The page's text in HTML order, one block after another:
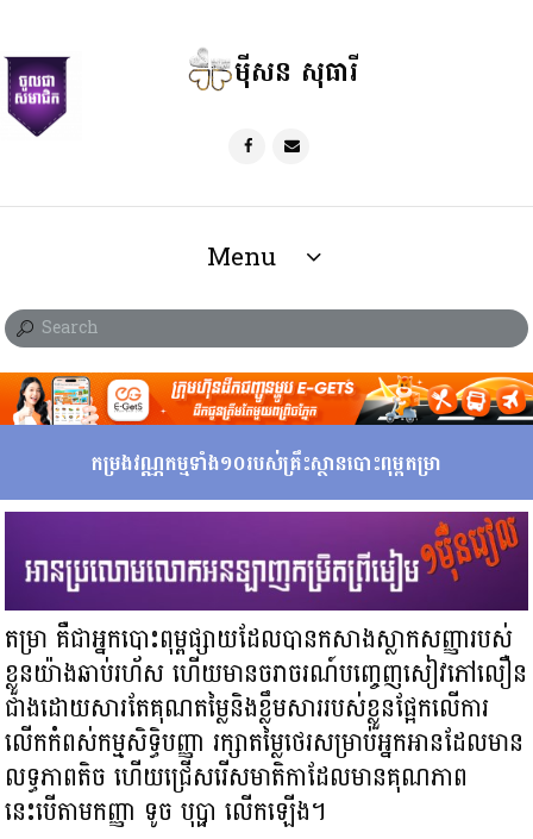
ម៉ីសន សុធារី
Menu
កម្រងវណ្ណកម្មទាំង១០របស់​គ្រឹះស្ថានបោះពុម្ពតម្រា
តម្រា គឺជាអ្នកបោះពុម្ពផ្សាយដែល​បានកសាងស្លាកសញ្ញារបស់
ខ្លួន​យ៉ាង​ឆាប់រហ័ស ​ហើយមាន​ចរាចរណ៍​បញ្ចេញ​សៀវភៅលឿន
ជាងដោយសារ​តែ​គុណតម្លៃ​និងខ្លឹមសារ​របស់ខ្លួនផ្អែក​លើការ​
លើកកំពស់កម្មសិទ្ធិបញ្ញា រក្សា​តម្លៃថេរសម្រាប់អ្នកអាន​ដែលមាន
លទ្ធភាពតិច ហើយ​ជ្រើសរើស​មាតិកា​ដែលមានគុណភាព
នេះបើតាមកញ្ញា ទូច ​បុប្ផា ​លើកឡើង​។